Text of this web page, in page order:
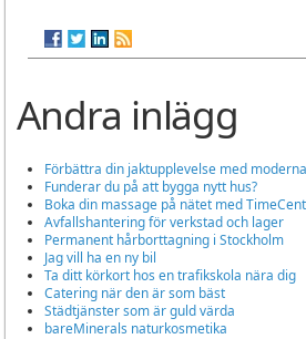
Andra inlägg
Förbättra din jaktupplevelse med
Funderar du på att bygga nytt hus?
Boka din massage på nätet med
Avfallshantering för verkstad och lager
Permanent hårborttagning i Stockholm
Jag vill ha en ny bil
Ta ditt körkort hos en trafikskola nära dig
Catering när den är som bäst
Städtjänster som är guld värda
bareMinerals naturkosmetika